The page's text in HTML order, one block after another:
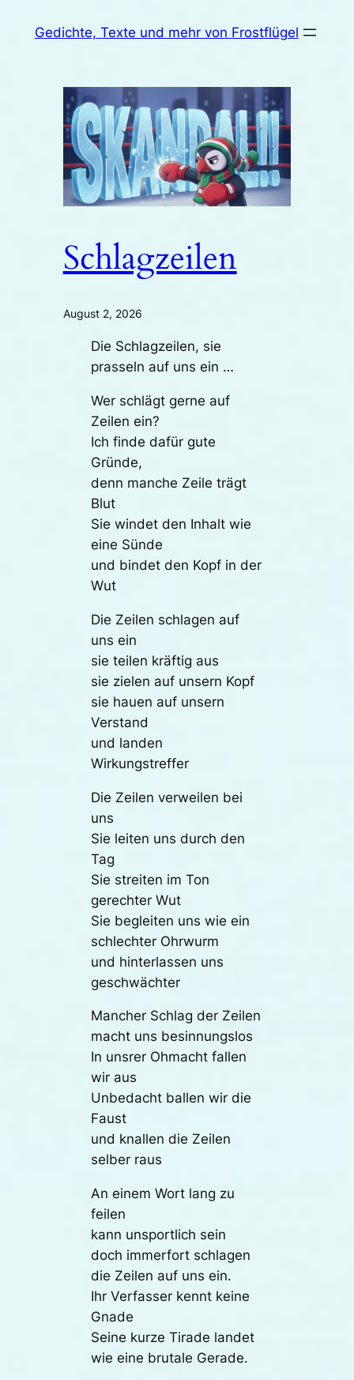
InhaltGedichte, Texte und mehr von Frostflügel
Schlagzeilen
August 2, 2026
Die Schlagzeilen, sie
prasseln auf uns ein …
Wer schlägt gerne auf
Zeilen ein?
Ich finde dafür gute
Gründe,
denn manche Zeile trägt
Blut
Sie windet den Inhalt wie
eine Sünde
und bindet den Kopf in der
Wut
Die Zeilen schlagen auf
uns ein
sie teilen kräftig aus
sie zielen auf unsern Kopf
sie hauen auf unsern
Verstand
und landen
Wirkungstreffer
Die Zeilen verweilen bei
uns
Sie leiten uns durch den
Tag
Sie streiten im Ton
gerechter Wut
Sie begleiten uns wie ein
schlechter Ohrwurm
und hinterlassen uns
geschwächter
Mancher Schlag der Zeilen
macht uns besinnungslos
In unsrer Ohmacht fallen
wir aus
Unbedacht ballen wir die
Faust
und knallen die Zeilen
selber raus
An einem Wort lang zu
feilen
kann unsportlich sein
doch immerfort schlagen
die Zeilen auf uns ein.
Ihr Verfasser kennt keine
Gnade
Seine kurze Tirade landet
wie eine brutale Gerade.